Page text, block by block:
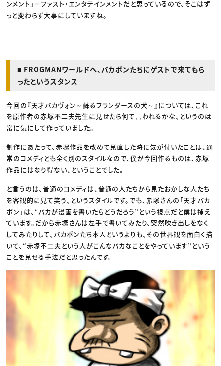
ンメント」＝ファスト・エンタテインメントだと思っているので、そこはず
っと変わらず大事にしていますね。
■ FROGMANワールドへ、バカボンたちにゲストで来てもら
ったというスタンス
今回の『天才バカヴォン～蘇るフランダースの犬～』については、これ
を原作者の赤塚不二夫先生に見せたら何て言われるかな、というのは
常に気にして作っていました。
制作にあたって、赤塚作品を改めて見直した時に気が付いたことは、通
常のコメディとも全く別のスタイルなので、僕が今回作るものは、赤塚
作品にはなり得ない、ということでした。
と言うのは、普通のコメディは、普通の人たちから見たおかしな人たち
を客観的に見て笑う、というスタイルです。でも、赤塚さんの「天才バカ
ボン」は、“バカが漫画を書いたらどうだろう”という視点だと僕は捕え
ています。だから赤塚さんは左手で書いてみたり、突然吹き出しをなく
してみたりして、バカボンたち本人というよりも、その世界観を面白く描
いて、“赤塚不二夫という人がこんなバカなことをやっています”という
ことを見せる手法だと思ったんです。